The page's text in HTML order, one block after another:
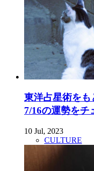
東洋占星術をも
7/16の運勢をチ
10 Jul, 2023
CULTURE